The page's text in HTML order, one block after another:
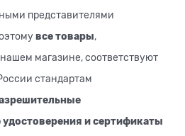
представителями
все товары,
магазине, соответствуют
стандартам
и сертификаты